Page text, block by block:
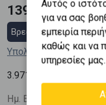
139.000 €
Βρες στεγαστικό
Υπολόγισε τη δόση μου
3.971
Ημ. Ενημέρωσης: 06/
Αυτός ο
για να σας
εμπειρία
καθώς και να
υπηρεσίες μας.